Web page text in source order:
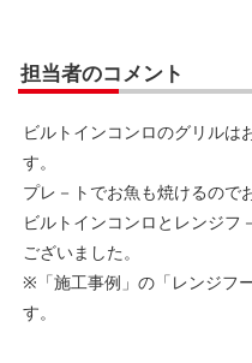
担当者のコメント
ビルトインコンロのグリルは
す。
プレ－トでお魚も焼けるので
ビルトインコンロとレンジフ
ございました。
※「施工事例」の「レンジフ
す。